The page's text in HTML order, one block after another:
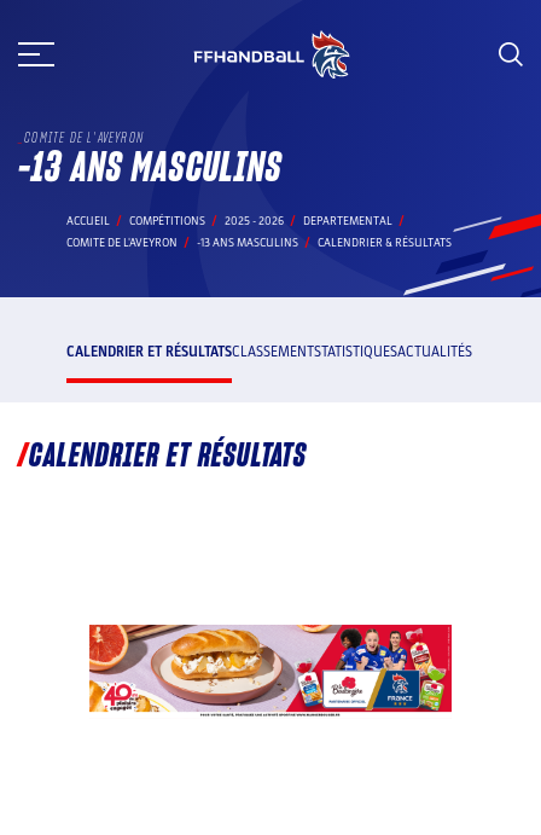
au
COMITE DE L'AVEYRON
-13 ANS MASCULINS
ACCUEIL COMPÉTITIONS 2025 - 2026
DEPARTEMENTAL
COMITE DE L'AVEYRON
-13 ANS MASCULINS CALENDRIER & RÉSULTATS
CALENDRIER ET RÉSULTATSCLASSEMENTSTATISTIQUESACTUALITÉS
CALENDRIER ET RÉSULTATS